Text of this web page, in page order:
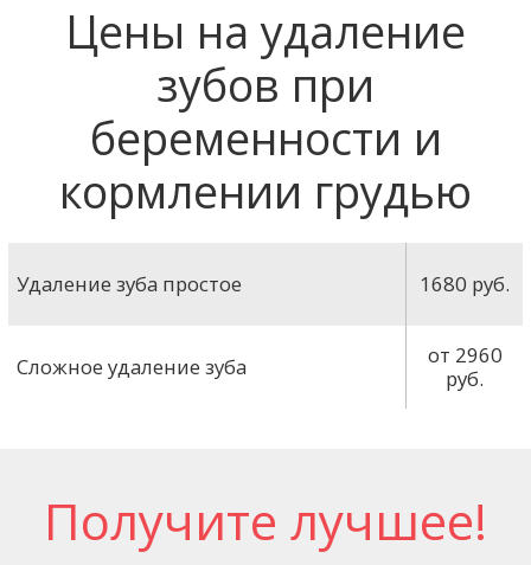
Цены на удаление
зубов при
беременности и
кормлении грудью
Удаление зуба простое 1680 руб.
Сложное удаление зуба
от 2960
руб.
Получите лучшее!